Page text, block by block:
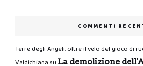
COMMENTI
Terre degli Angeli: oltre il velo del gioco di
Valdichiana su La demolizione